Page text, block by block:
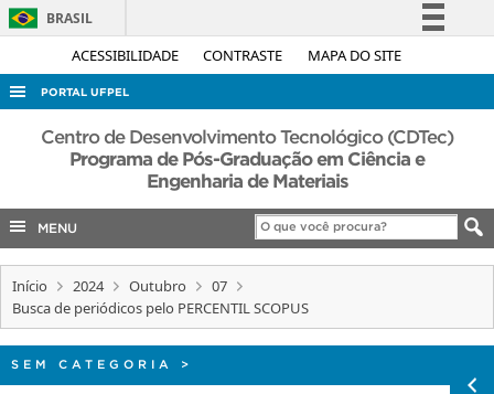
ACESSIBILIDADE CONTRASTE MAPA DO SITE
BRASIL
Simplifique!
Acesso à informação
Legislação
Canais
PORTAL UFPEL
ACESSO À INFORMAÇÃO
AUDITORIA
EDITAIS
INTERNACIONAL
Centro de Desenvolvimento Tecnológico (CDTec)
Programa de Pós-Graduação em Ciência e
Engenharia de Materiais
MENU
Início 2024 Outubro
07
Busca de periódicos pelo PERCENTIL SCOPUS
SEM CATEGORIA >